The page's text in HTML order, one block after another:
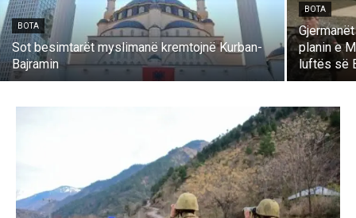
BOTA
Sot besimtarët myslimanë kremtojnë Kurban-
Bajramin
BOTA
planin e
luftës së